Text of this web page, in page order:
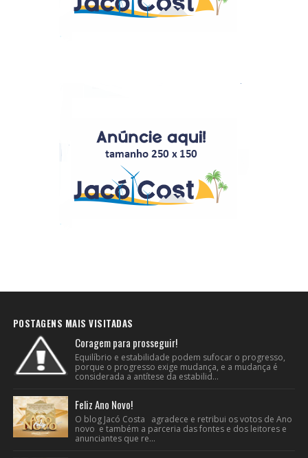
POSTAGENS MAIS VISITADAS
Coragem para prosseguir!
Equilíbrio e estabilidade podem sufocar o progresso,
porque o progresso exige mudança, e a mudança é
considerada a antítese da estabilid...
Feliz Ano Novo!
O blog Jacó Costa agradece e retribui os votos de Ano
novo e também a parceria das fontes e dos leitores e
anunciantes que re...